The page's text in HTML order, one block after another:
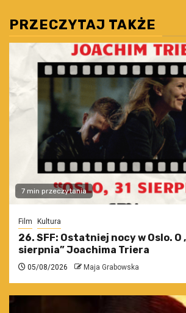
PRZECZYTAJ TAKŻE
7 min przeczytania
Film Kultura
26. SFF: Ostatniej nocy w Oslo. O
sierpnia” Joachima Triera
05/08/2026 Maja Grabowska